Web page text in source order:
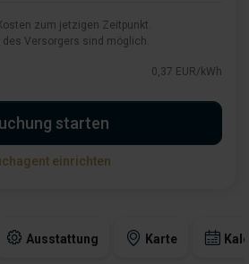
Ausstattung Karte
zum jetzigen Zeitpunkt.
Versorgers sind möglich.
0,37 EUR/kWh
starten
einrichten